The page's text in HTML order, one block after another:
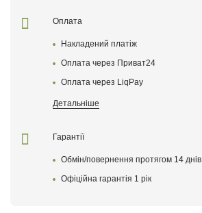
Оплата
Накладений платіж
Оплата через Приват24
Оплата через LiqPay
Детальніше
Гарантії
Обмін/повернення протягом 14 днів
Офіційна гарантія 1 рік